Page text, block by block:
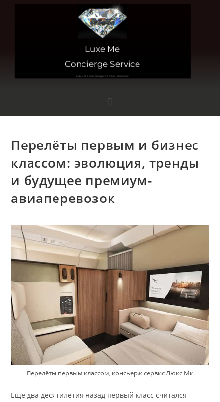
Luxe Me
Concierge Service
Luxe Me Concierge Service Moscow
Перелёты первым и бизнес
классом: эволюция, тренды
и будущее премиум-
авиаперевозок
Перелёты первым классом, консьерж сервис Люкс Ми
Еще два десятилетия назад первый класс считался